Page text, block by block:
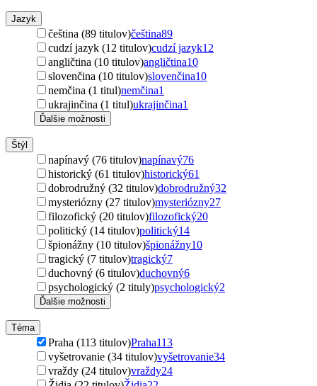
Jazyk
čeština (89 titulov)čeština89
cudzí jazyk (12 titulov)cudzí jazyk12
angličtina (10 titulov)angličtina10
slovenčina (10 titulov)slovenčina10
nemčina (1 titul)nemčina1
ukrajinčina (1 titul)ukrajinčina1
Ďalšie možnosti
Štýl
napínavý (76 titulov)napínavý76
historický (61 titulov)historický61
dobrodružný (32 titulov)dobrodružný32
mysteriózny (27 titulov)mysteriózny27
filozofický (20 titulov)filozofický20
politický (14 titulov)politický14
špionážny (10 titulov)špionážny10
tragický (7 titulov)tragický7
duchovný (6 titulov)duchovný6
psychologický (2 tituly)psychologický2
Ďalšie možnosti
Téma
Praha (113 titulov)Praha113
vyšetrovanie (34 titulov)vyšetrovanie34
vraždy (24 titulov)vraždy24